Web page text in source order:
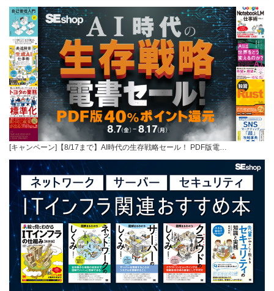
[キャンペーン]【8/17まで】AI時代の生存戦略セール！ PDF版電…